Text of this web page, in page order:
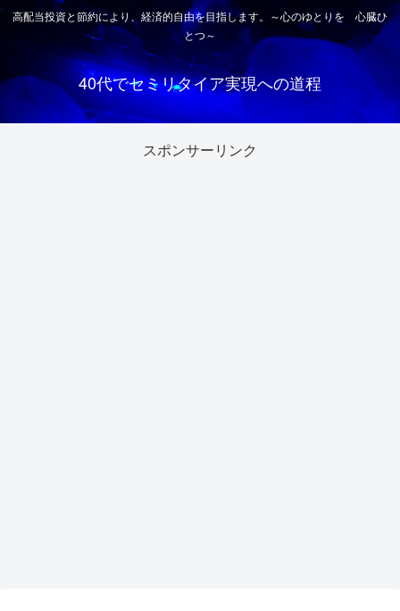
高配当投資と節約により、経済的自由を目指します。～心のゆとりを 心臓ひ
とつ～
40代でセミリタイア実現への道程
スポンサーリンク